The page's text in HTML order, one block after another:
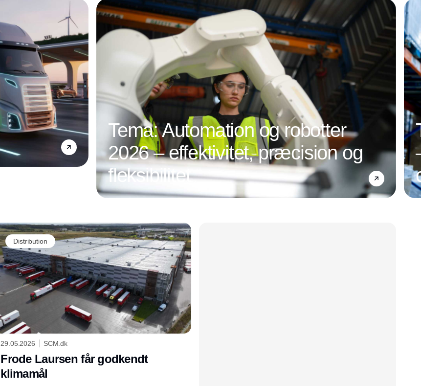
forsyningssikkerhed, hurtigere levering og
bedre kontrol over kritiske transporter.
Tema: Automation og robotter
2026 – effektivitet, præcision og
fleksibilitet
Annonce
Distribution
29.05.2026 SCM.dk
Frode Laursen får godkendt
klimamål